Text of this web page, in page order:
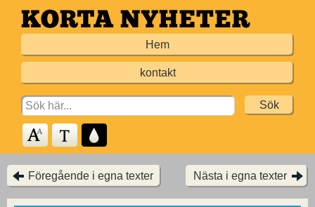
Hoppa
till
Hem
kontakt
Search
for:
Föregående i egna texter Nästa i egna texter